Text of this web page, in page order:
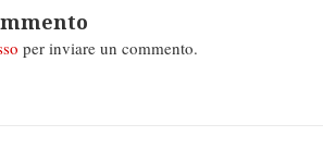
per inviare un commento.